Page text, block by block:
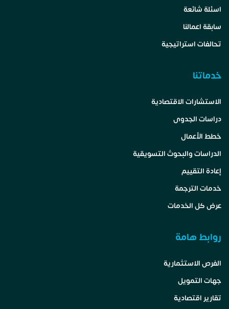
اسئلة شائعة
سابقة اعمالنا
تحالفات استراتيجية
خدماتنا
الاستشارات الاقتصادية
دراسات الجدوى
خطط الأعمال
الدراسات والبحوث التسويقية
إعادة التقييم
خدمات الترجمة
عرض كل الخدمات
روابط هامة
الفرص الاستثمارية
جهات التمويل
تقارير اقتصادية